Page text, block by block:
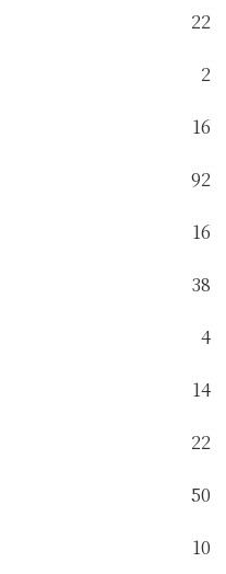
22
2
16
92
16
38
4
14
22
50
10